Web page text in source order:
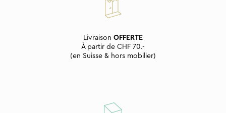
Livraison OFFERTE
À partir de CHF 70.-
(en Suisse & hors mobilier)